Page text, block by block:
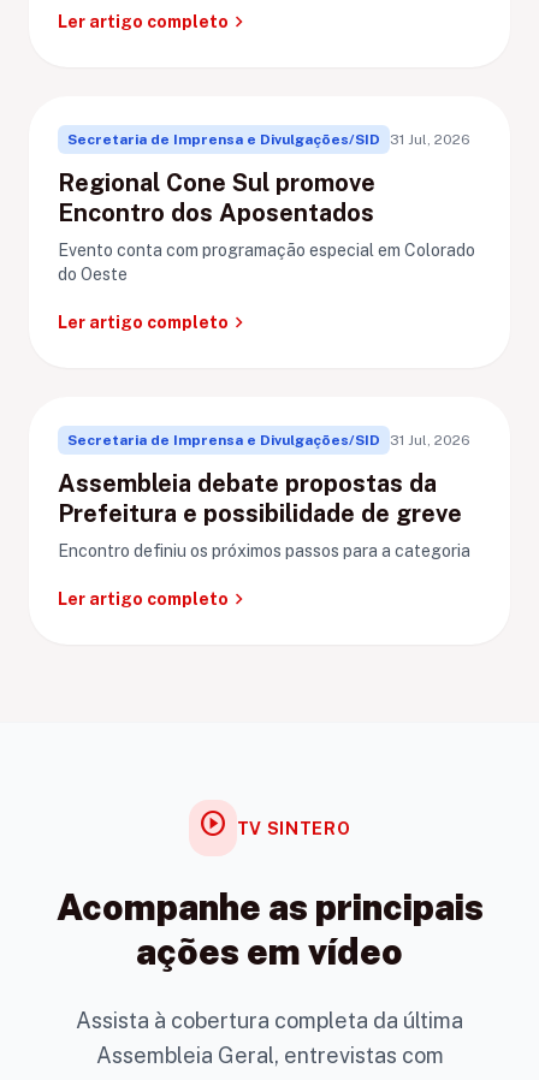
Ler artigo completo chevron_right
Secretaria de Imprensa e Divulgações/SID 31 Jul, 2026
Regional Cone Sul promove
Encontro dos Aposentados
Evento conta com programação especial em Colorado
do Oeste
Ler artigo completo chevron_right
Secretaria de Imprensa e Divulgações/SID 31 Jul, 2026
Assembleia debate propostas da
Prefeitura e possibilidade de greve
Encontro definiu os próximos passos para a categoria
Ler artigo completo chevron_right
play_circle TV SINTERO
Acompanhe as principais
ações em vídeo
Assista à cobertura completa da última
Assembleia Geral, entrevistas com